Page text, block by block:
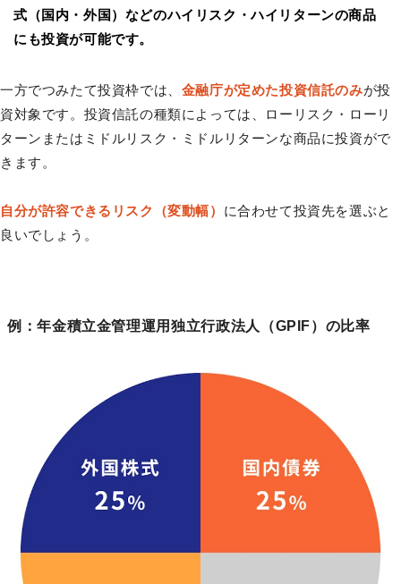
式（国内・外国）などのハイリスク・ハイリターンの商品
にも投資が可能です。
一方でつみたて投資枠では、 金融庁が定めた投資信託のみが投
資対象です。投資信託の種類によっては、ローリスク・ローリ
ターンまたはミドルリスク・ミドルリターンな商品に投資がで
きます。
自分が許容できるリスク（変動幅） に合わせて投資先を選ぶと
良いでしょう。
例：年金積立金管理運用独立行政法人（GPIF）の比率